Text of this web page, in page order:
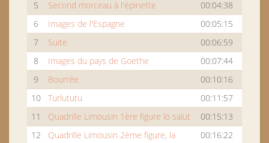
5
Second morceau à l'épinette
00:04:38
6
Images de l'Espagne
00:05:15
7
Suite
00:06:59
8
Images du pays de Goethe
00:07:44
9
Bourrée
00:10:16
10
Turlututu
00:11:57
11
Quadrille Limousin 1ère figure lo salut
00:15:13
12
Quadrille Limousin 2ème figure, la
00:16:22